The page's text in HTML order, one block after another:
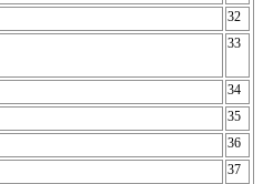
32
33
34
35
36
37